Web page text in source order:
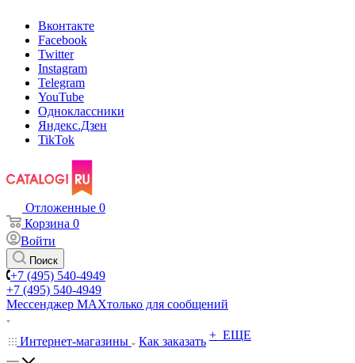
Вконтакте
Facebook
Twitter
Instagram
Telegram
YouTube
Одноклассники
Яндекс.Дзен
TikTok
Отложенные 0
Корзина 0
Войти
Поиск
+7 (495) 540-4949
+7 (495) 540-4949
Мессенджер МАХтолько для сообщений
Интернет-магазины Как заказать + ЕЩЕ